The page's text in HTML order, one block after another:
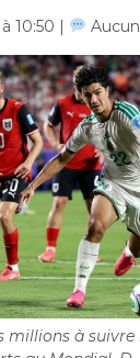
10:50 |
millions à